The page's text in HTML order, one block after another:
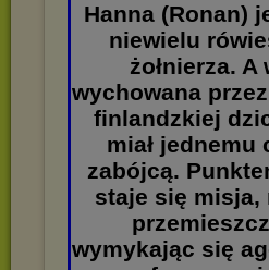
Hanna (Ronan)
niewielu
żołnierza.
wychowana
finlandzkiej
miał
zabójcą.
staje się misja,
wymykając się